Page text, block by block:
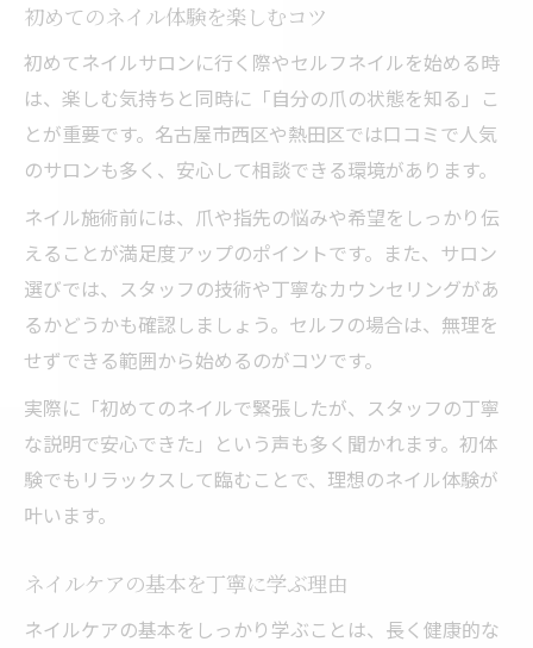
初めてのネイル体験を楽しむコツ
初めてネイルサロンに行く際やセルフネイルを始める時
は、楽しむ気持ちと同時に「自分の爪の状態を知る」こ
とが重要です。名古屋市西区や熱田区では口コミで人気
のサロンも多く、安心して相談できる環境があります。
ネイル施術前には、爪や指先の悩みや希望をしっかり伝
えることが満足度アップのポイントです。また、サロン
選びでは、スタッフの技術や丁寧なカウンセリングがあ
るかどうかも確認しましょう。セルフの場合は、無理を
せずできる範囲から始めるのがコツです。
実際に「初めてのネイルで緊張したが、スタッフの丁寧
な説明で安心できた」という声も多く聞かれます。初体
験でもリラックスして臨むことで、理想のネイル体験が
叶います。
ネイルケアの基本を丁寧に学ぶ理由
ネイルケアの基本をしっかり学ぶことは、長く健康的な